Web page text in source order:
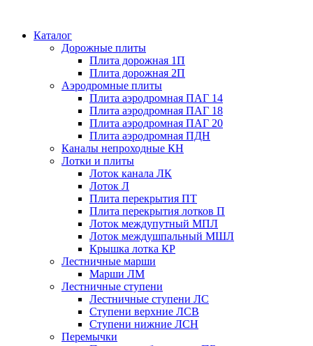
Каталог
Дорожные плиты
Плита дорожная 1П
Плита дорожная 2П
Аэродромные плиты
Плита аэродромная ПАГ 14
Плита аэродромная ПАГ 18
Плита аэродромная ПАГ 20
Плита аэродромная ПДН
Каналы непроходные КН
Лотки и плиты
Лоток канала ЛК
Лоток Л
Плита перекрытия ПТ
Плита перекрытия лотков П
Лоток междупутный МПЛ
Лоток междушпальный МШЛ
Крышка лотка КР
Лестничные марши
Марши ЛМ
Лестничные ступени
Лестничные ступени ЛС
Ступени верхние ЛСВ
Ступени нижние ЛСН
Перемычки